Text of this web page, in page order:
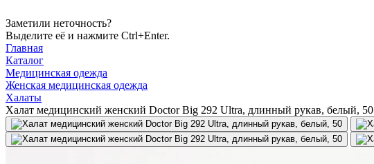
Заметили неточность?
Выделите её и нажмите Ctrl+Enter.
Главная
Каталог
Медицинская одежда
Женская медицинская одежда
Халаты
Халат медицинский женский Doctor Big 292 Ultra, длинный рукав, белый, 50